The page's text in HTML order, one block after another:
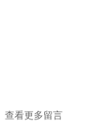
查看更多留言